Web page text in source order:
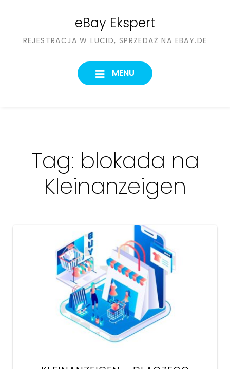
content
eBay Ekspert
REJESTRACJA W LUCID, SPRZEDAŻ NA EBAY.DE
MENU
Tag: blokada na
Kleinanzeigen